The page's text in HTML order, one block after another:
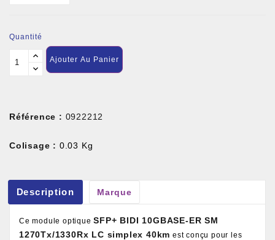
Quantité
Ajouter Au Panier
Référence : 0922212
Colisage : 0.03 Kg
Description Marque
Ce module optiqueSFP+ BIDI 10GBASE-ER SM
1270Tx/1330Rx LC simplex 40km est conçu pour les